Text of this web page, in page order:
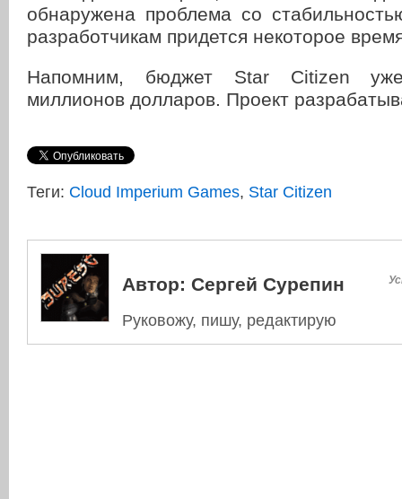
обнаружена проблема со
разработчикам придется некоторое
Напомним, бюджет Star Citizen
миллионов долларов. Проект
Теги: Cloud Imperium Games, Star Citizen
Автор: Сергей Сурепин
Руковожу, пишу, редактирую